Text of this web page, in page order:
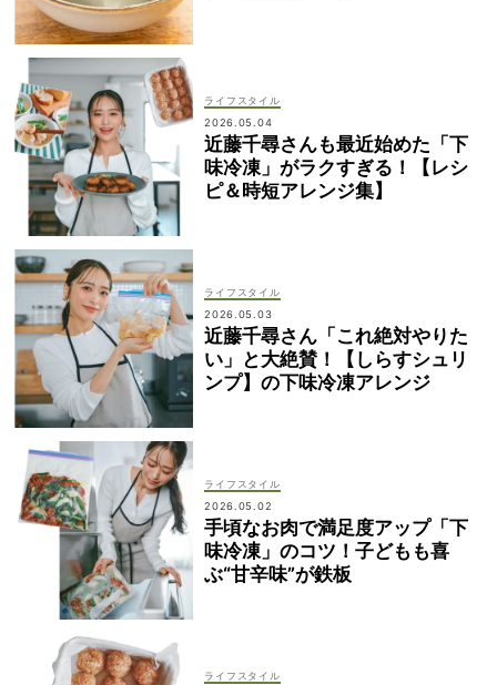
ライフスタイル
2026.05.04
近藤千尋さんも最近始めた「下
味冷凍」がラクすぎる！【レシ
ピ＆時短アレンジ集】
ライフスタイル
2026.05.03
近藤千尋さん「これ絶対やりた
い」と大絶賛！【しらすシュリ
ンプ】の下味冷凍アレンジ
ライフスタイル
2026.05.02
手頃なお肉で満足度アップ「下
味冷凍」のコツ！子どもも喜
ぶ“甘辛味”が鉄板
ライフスタイル